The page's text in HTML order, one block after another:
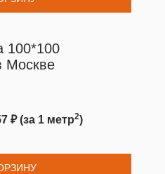
100*100
Москве
₽(за 1 метр2)